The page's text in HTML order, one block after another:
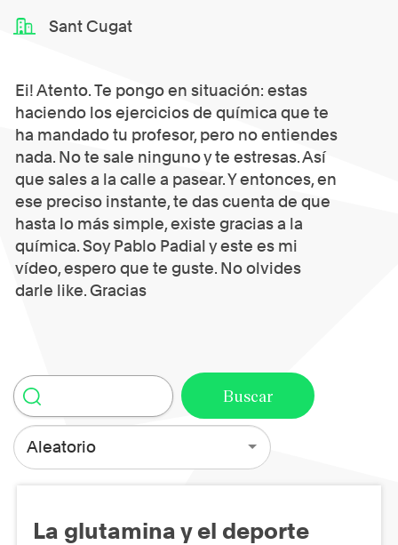
Sant Cugat
Ei! Atento. Te pongo en situación: estas
haciendo los ejercicios de química que te
ha mandado tu profesor, pero no entiendes
nada. No te sale ninguno y te estresas. Así
que sales a la calle a pasear. Y entonces, en
ese preciso instante, te das cuenta de que
hasta lo más simple, existe gracias a la
química. Soy Pablo Padial y este es mi
vídeo, espero que te guste. No olvides
darle like. Gracias
Aleatorio
La glutamina y el deporte